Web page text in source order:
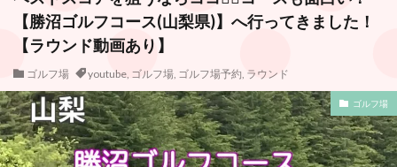
【勝沼ゴルフコース(山梨県)】へ行ってきました！
【ラウンド動画あり】
ゴルフ場 youtube, ゴルフ場, ゴルフ場予約, ラウンド
ゴルフ場